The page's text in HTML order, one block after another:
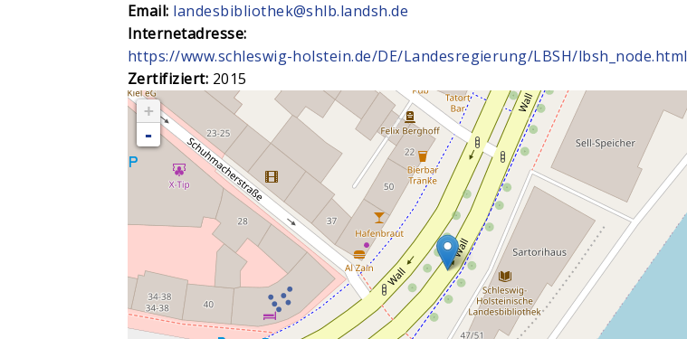
Email: landesbibliothek@shlb.landsh.de
Internetadresse:
https://www.schleswig-holstein.de/DE/Landesregierung/LBSH/lbsh_node.html
Zertifiziert: 2015
+
-